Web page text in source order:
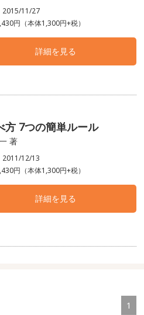
2015/11/27
円（本体1,300円+税）
詳細を見る
方 7つの簡単ルール
著
2011/12/13
円（本体1,300円+税）
詳細を見る
1